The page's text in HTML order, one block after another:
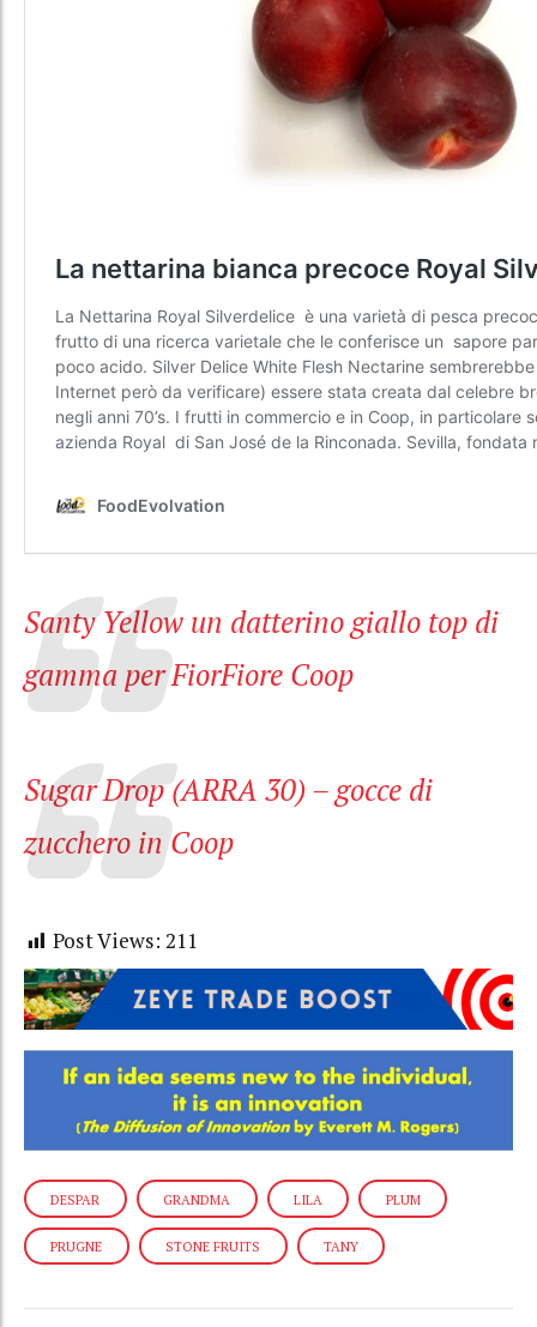
Santy Yellow un datterino giallo top di
gamma per FiorFiore Coop
Sugar Drop (ARRA 30) – gocce di
zucchero in Coop
Post Views: 211
DESPAR GRANDMA LILA PLUM
PRUGNE STONE FRUITS TANY